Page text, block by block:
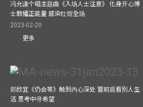
冯允谦个唱主题曲《入场人士注意》 化身开心博
士散播正能量 感染红馆全场
2023-02-20
更多
郑欣宜《仍会等》触到内心深处 窗前观看別人生
活 思考中寻希望